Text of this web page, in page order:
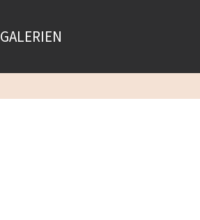
GALERIEN